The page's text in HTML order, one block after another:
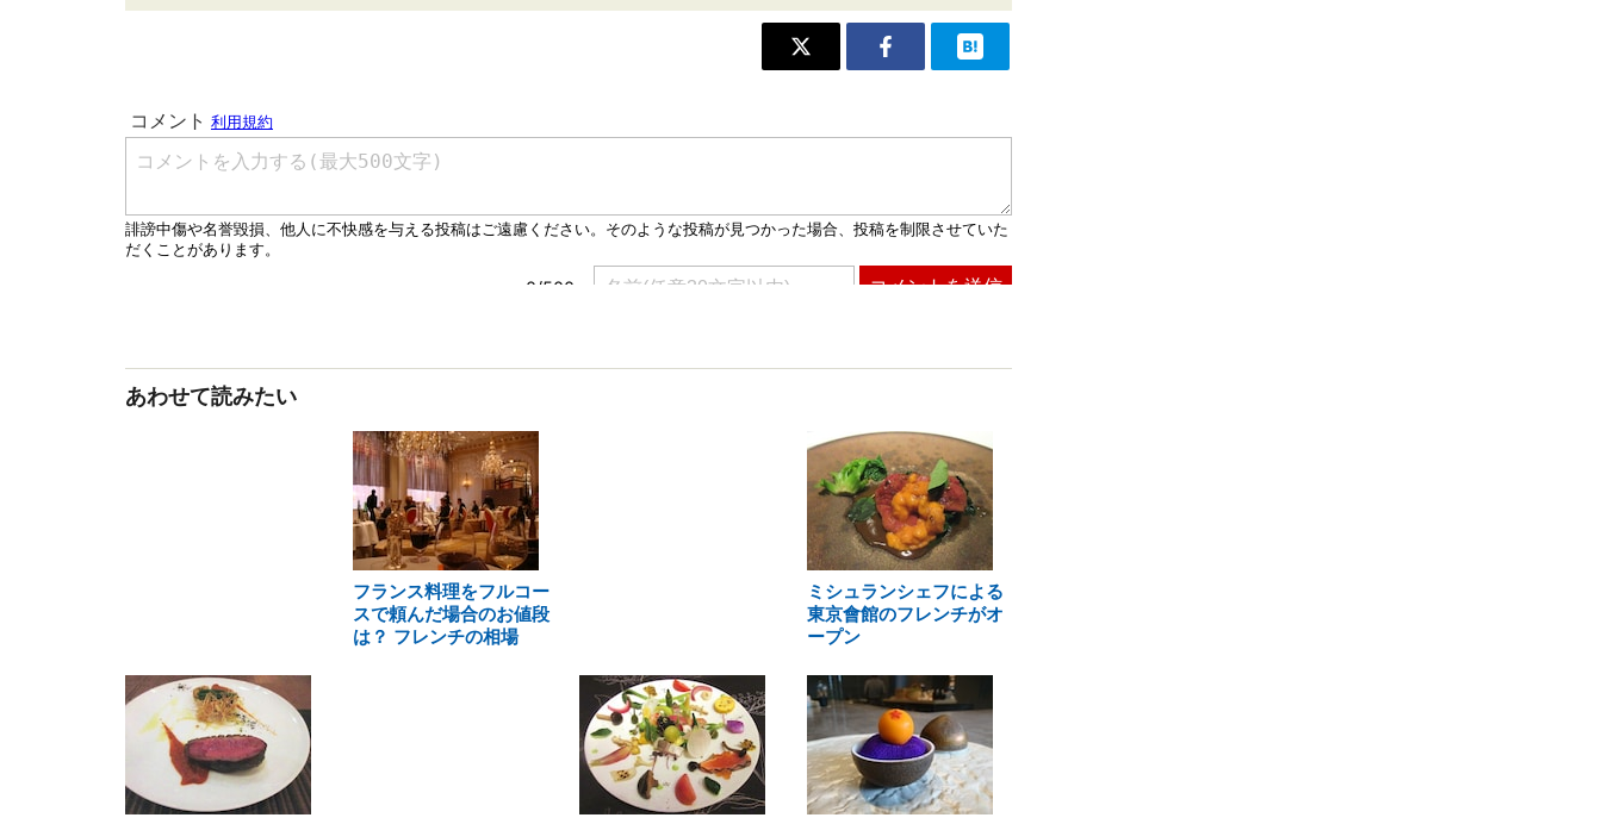
あわせて読みたい
フランス料理をフルコー
スで頼んだ場合のお値段
は？ フレンチの相場
ミシュランシェフによる
東京會館のフレンチがオ
ープン